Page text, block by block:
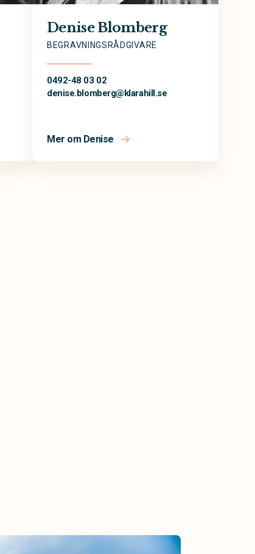
Denise Blomberg
BEGRAVNINGSRÅDGIVARE
0492-48 03 02
denise.blomberg@klarahill.se
Mer om Denise